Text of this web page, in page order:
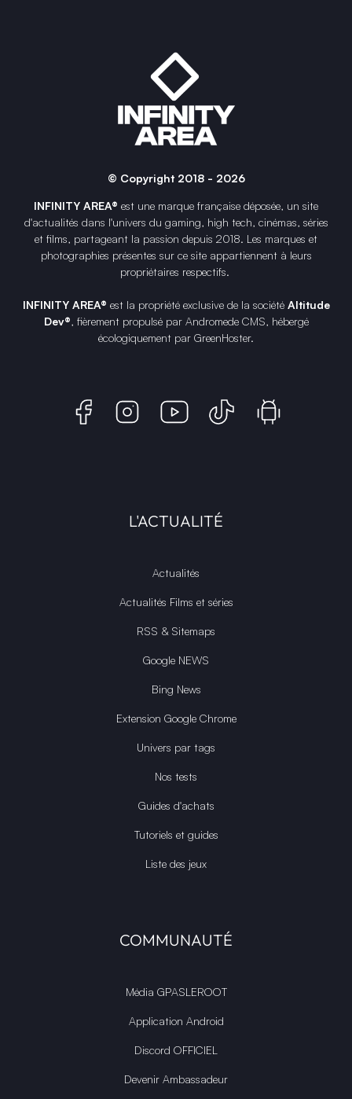
© Copyright 2018 - 2026
INFINITY AREA® est une marque française déposée, un site
d'actualités dans l'univers du gaming, high tech, cinémas, séries
et films, partageant la passion depuis 2018. Les marques et
photographies présentes sur ce site appartiennent à leurs
propriétaires respectifs.
INFINITY AREA® est la propriété exclusive de la société Altitude
Dev®, fièrement propulsé par Andromede CMS, hébergé
écologiquement par GreenHoster.
L'ACTUALITÉ
Actualités
Actualités Films et séries
RSS & Sitemaps
Google NEWS
Bing News
Extension Google Chrome
Univers par tags
Nos tests
Guides d'achats
Tutoriels et guides
Liste des jeux
COMMUNAUTÉ
Média GPASLEROOT
Application Android
Discord OFFICIEL
Devenir Ambassadeur